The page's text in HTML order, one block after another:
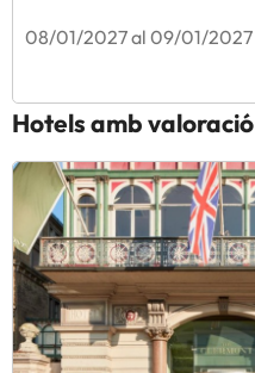
08/01/2027 al 09/01/2027
Hotels amb